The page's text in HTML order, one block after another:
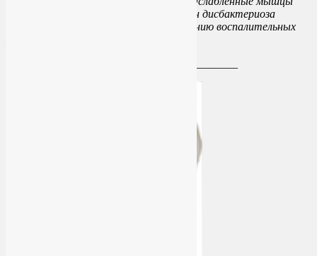
тазового дна являются одной из причин дисбактериоза
влагалища и способствуют возникновению воспалительных